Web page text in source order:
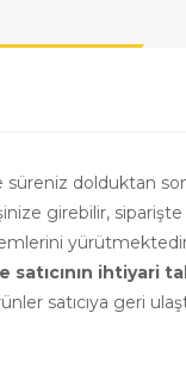
dolduktan
girebilir,
satıcının ihtiyari
satıcıya geri